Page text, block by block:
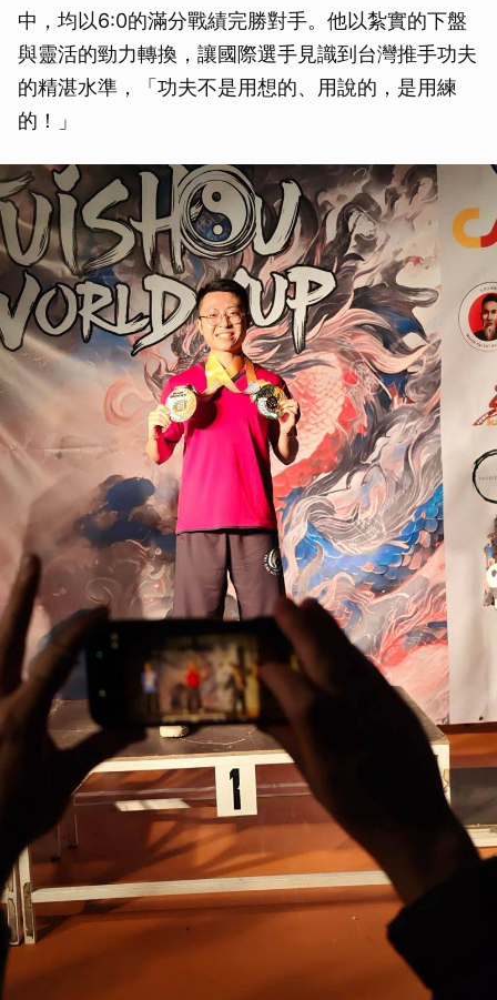
中，均以6:0的滿分戰績完勝對手。他以紮實的下盤
與靈活的勁力轉換，讓國際選手見識到台灣推手功夫
的精湛水準，「功夫不是用想的、用說的，是用練
的！」